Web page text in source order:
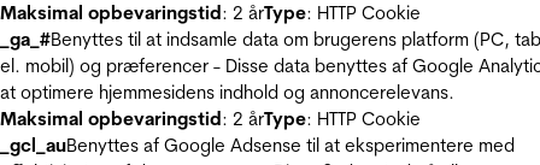
Maksimal opbevaringstid: 2 årType: HTTP Cookie
_ga_#Benyttes til at indsamle data om brugerens platform (PC,
el. mobil) og præferencer - Disse data benyttes af Google
at optimere hjemmesidens indhold og annoncerelevans.
Maksimal opbevaringstid: 2 årType: HTTP Cookie
_gcl_auBenyttes af Google Adsense til at eksperimentere med